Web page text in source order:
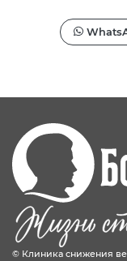
© Клиника снижения